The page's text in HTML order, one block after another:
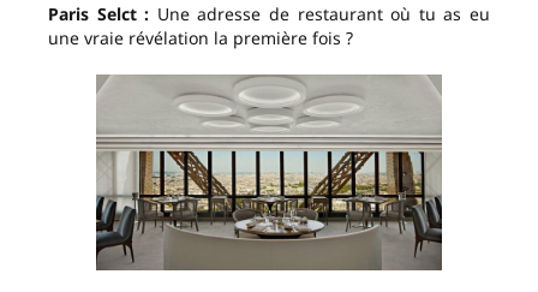
Paris Selct : Une adresse de restaurant où tu as eu
une vraie révélation la première fois ?